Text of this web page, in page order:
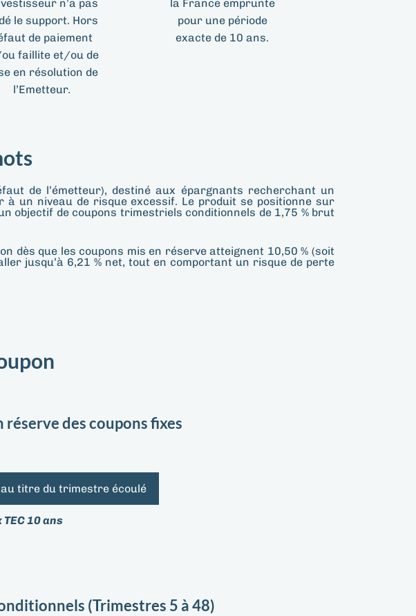
n’a pas
le support. Hors
de paiement
faillite et/ou de
en résolution de
l’Emetteur.
la France emprunte
pour une période
exacte de 10 ans.
de l’émetteur), destiné aux épargnants recherchant un
à un niveau de risque excessif. Le produit se positionne sur
objectif de coupons trimestriels conditionnels de 1,75 % brut
dès que les coupons mis en réserve atteignent 10,50 % (soit
jusqu’à 6,21 % net, tout en comportant un risque de perte
réserve des coupons fixes
titre du trimestre écoulé
10 ans
(Trimestres 5 à 48)